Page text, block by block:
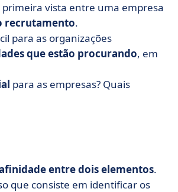
vista entre uma empresa
recrutamento.
para as organizações
que estão procurando, em
para as empresas? Quais
entre dois elementos.
que consiste em identificar os